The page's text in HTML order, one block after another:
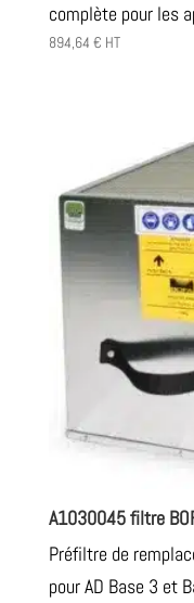
complète pour les
894,64 € HT
A1030045 filtre
Préfiltre de
pour AD Base 3 et